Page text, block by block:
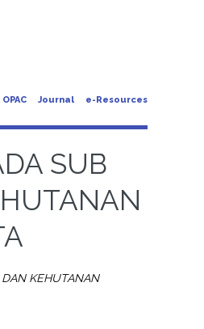
OPAC Journal e-Resources
SUB
DAN KEHUTANAN